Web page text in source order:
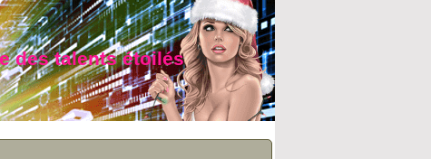
des talents étoilés